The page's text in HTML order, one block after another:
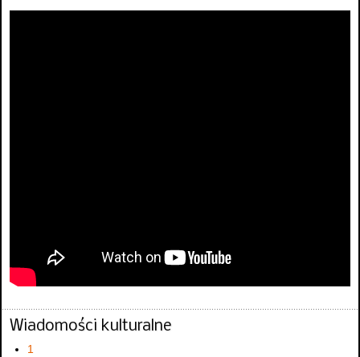
Wiadomości kulturalne
1